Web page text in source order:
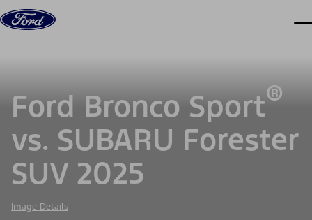
Saltar al contenido
Ford Bronco Sport®
vs. SUBARU Forester
SUV 2025
Image Details